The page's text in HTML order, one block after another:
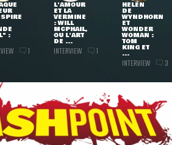
:
1
L'AMOUR
ET LA
VERMINE
: WILL
MCPHAIL,
OU L'ART
DE ...
INTERVIEW 1
HELEN
DE
WYNDHORN
ET
WONDER
WOMAN :
TOM
KING ET
...
INTERVIEW 3